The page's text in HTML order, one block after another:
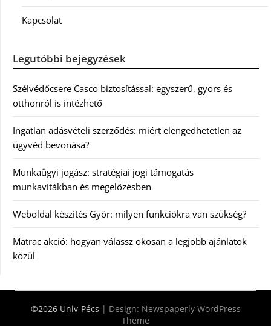
Kapcsolat
Legutóbbi bejegyzések
Szélvédőcsere Casco biztosítással: egyszerű, gyors és
otthonról is intézhető
Ingatlan adásvételi szerződés: miért elengedhetetlen az
ügyvéd bevonása?
Munkaügyi jogász: stratégiai jogi támogatás
munkavitákban és megelőzésben
Weboldal készítés Győr: milyen funkciókra van szükség?
Matrac akció: hogyan válassz okosan a legjobb ajánlatok
közül
©2026 Univ-Pécs | Design: Newspaperly WordPress
Theme